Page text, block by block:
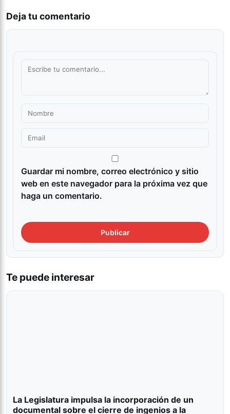
Deja tu comentario
Guardar mi nombre, correo electrónico y sitio
web en este navegador para la próxima vez que
haga un comentario.
Te puede interesar
La Legislatura impulsa la incorporación de un
documental sobre el cierre de ingenios a la